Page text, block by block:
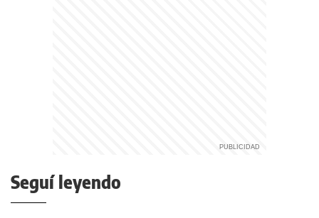
Seguí leyendo